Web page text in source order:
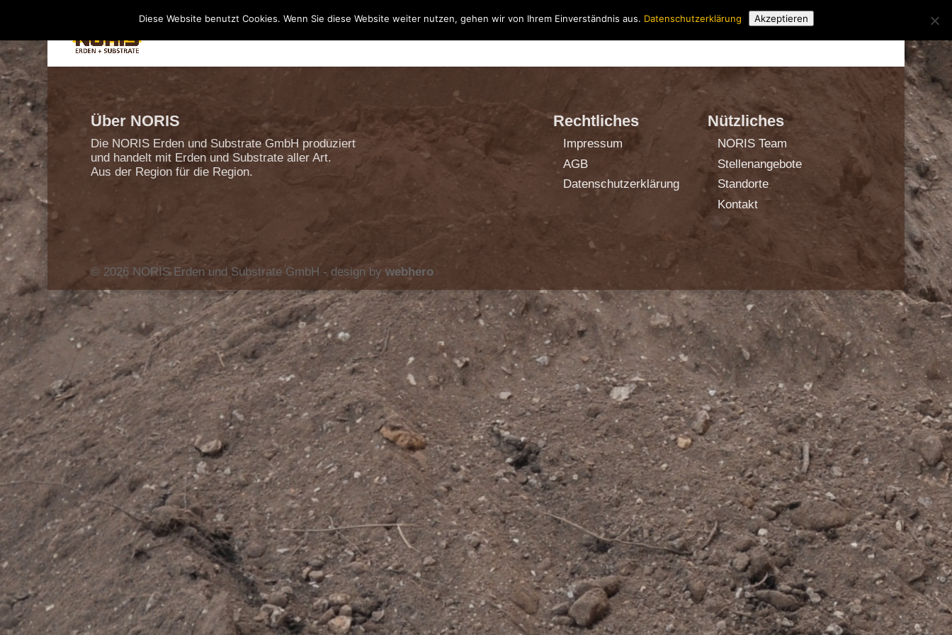
Über NORIS
Die NORIS Erden und Substrate GmbH produziert
und handelt mit Erden und Substrate aller Art.
Aus der Region für die Region.
Rechtliches
Impressum
AGB
Datenschutzerklärung
Nützliches
NORIS Team
Stellenangebote
Standorte
Kontakt
© 2026 NORIS Erden und Substrate GmbH - design by webhero
Diese Website benutzt Cookies. Wenn Sie diese Website weiter nutzen, gehen wir von Ihrem Einverständnis aus. Datenschutzerklärung Akzeptieren